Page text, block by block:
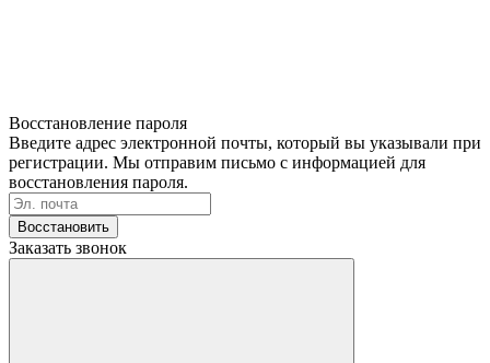
Восстановление пароля
Введите адрес электронной почты, который вы указывали при
регистрации. Мы отправим письмо с информацией для
восстановления пароля.
Восстановить
Заказать звонок